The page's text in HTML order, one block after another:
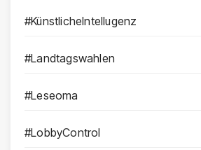
#KünstlicheIntellugenz
#Landtagswahlen
#Leseoma
#LobbyControl